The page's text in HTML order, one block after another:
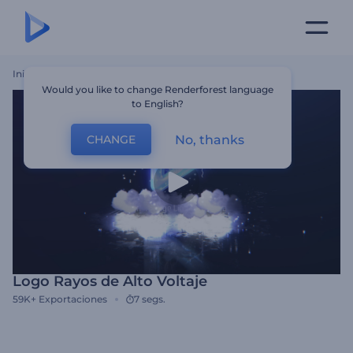
Inicio
Logo Rayos de Alto Voltaje
59K+ Exportaciones 7 segs.
Would you like to change Renderforest language
to English?
CHANGE No, thanks